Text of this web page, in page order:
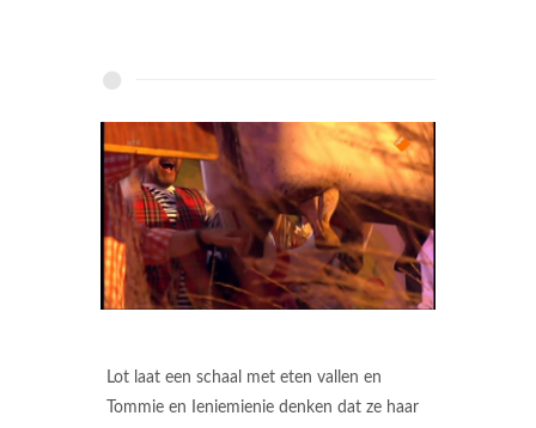
Lot laat een schaal met eten vallen en
Tommie en Ieniemienie denken dat ze haar